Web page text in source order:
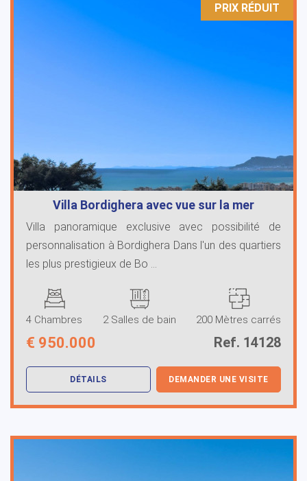
PRIX ​​RÉDUIT
Villa Bordighera avec vue sur la mer
Villa panoramique exclusive avec possibilité de
personnalisation à Bordighera Dans l'un des quartiers
les plus prestigieux de Bo ...
4 Chambres 2 Salles de bain 200 Mètres carrés
€ 950.000 Ref. 14128
DÉTAILS DEMANDER UNE VISITE